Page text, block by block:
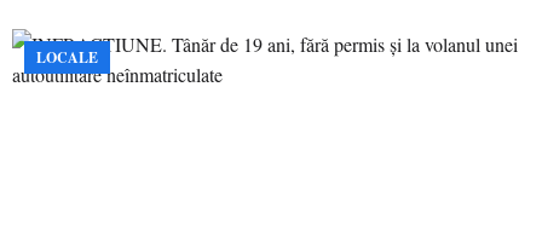
LOCALE